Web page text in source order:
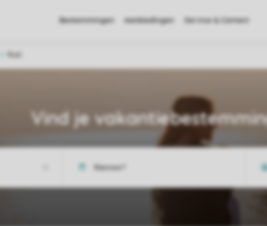
Bestemmingen Aanbiedingen Service & Contact
Kust